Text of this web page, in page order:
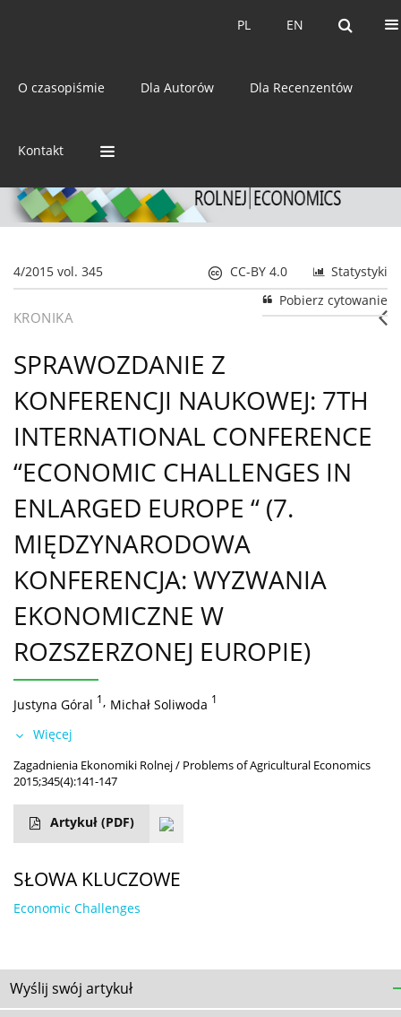
EN
PL EN
PL
O czasopiśmie Dla Autorów Dla Recenzentów
Kontakt
ISSN: 0044-1600
4/2015 vol. 345 Statystyki
CC-BY 4.0
Pobierz cytowanie
KRONIKA
SPRAWOZDANIE Z
KONFERENCJI NAUKOWEJ: 7TH
INTERNATIONAL CONFERENCE
“ECONOMIC CHALLENGES IN
ENLARGED EUROPE “ (7.
MIĘDZYNARODOWA
KONFERENCJA: WYZWANIA
EKONOMICZNE W
ROZSZERZONEJ EUROPIE)
Justyna Góral 1 , Michał Soliwoda 1
Więcej
Zagadnienia Ekonomiki Rolnej / Problems of Agricultural Economics
2015;345(4):141-147
Artykuł (PDF)
SŁOWA KLUCZOWE
Economic Challenges
Wyślij swój artykuł